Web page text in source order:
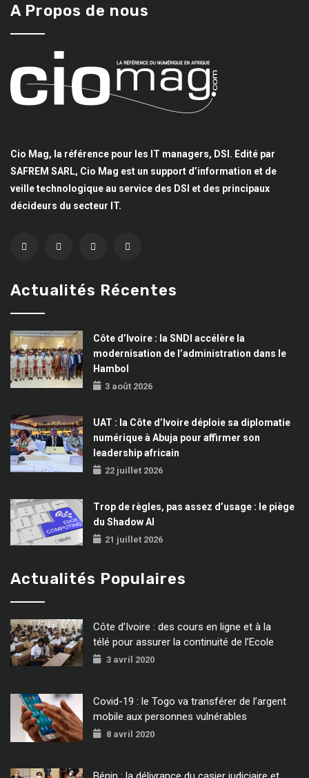
A Propos de nous
Cio Mag, la référence pour les IT managers, DSI. Edité par
SAFREM SARL, Cio Mag est un support d’information et de
veille technologique au service des DSI et des principaux
décideurs du secteur IT.
Actualités Récentes
Côte d’Ivoire : la SNDI accélère la
modernisation de l’administration dans le
Hambol
3 août 2026
UAT : la Côte d’Ivoire déploie sa diplomatie
numérique à Abuja pour affirmer son
leadership africain
22 juillet 2026
Trop de règles, pas assez d’usage : le piège
du Shadow AI
21 juillet 2026
Actualités Populaires
Côte d’Ivoire : des cours en ligne et à la
télé pour assurer la continuité de l’Ecole
3 avril 2020
Covid-19 : le Togo va transférer de l’argent
mobile aux personnes vulnérables
8 avril 2020